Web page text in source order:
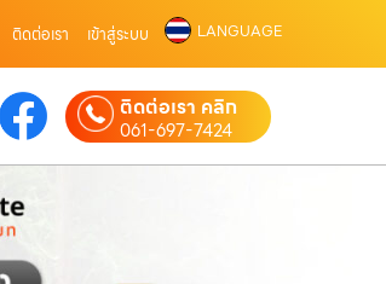
ติดต่อเรา เข้าสู่ระบบ LANGUAGE
ติดต่อเรา คลิก
061-697-7424